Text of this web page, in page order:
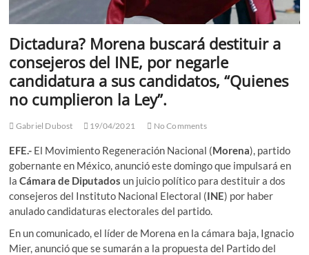
Dictadura? Morena buscará destituir a
consejeros del INE, por negarle
candidatura a sus candidatos, “Quienes
no cumplieron la Ley”.
Gabriel Dubost 19/04/2021 No Comments
EFE.- El Movimiento Regeneración Nacional (Morena), partido
gobernante en México, anunció este domingo que impulsará en
laCámara de Diputados un juicio político para destituir a dos
consejeros del Instituto Nacional Electoral (INE) por haber
anulado candidaturas electorales del partido.
En un comunicado, el líder de Morena en la cámara baja, Ignacio
Mier, anunció que se sumarán a la propuesta del Partido del